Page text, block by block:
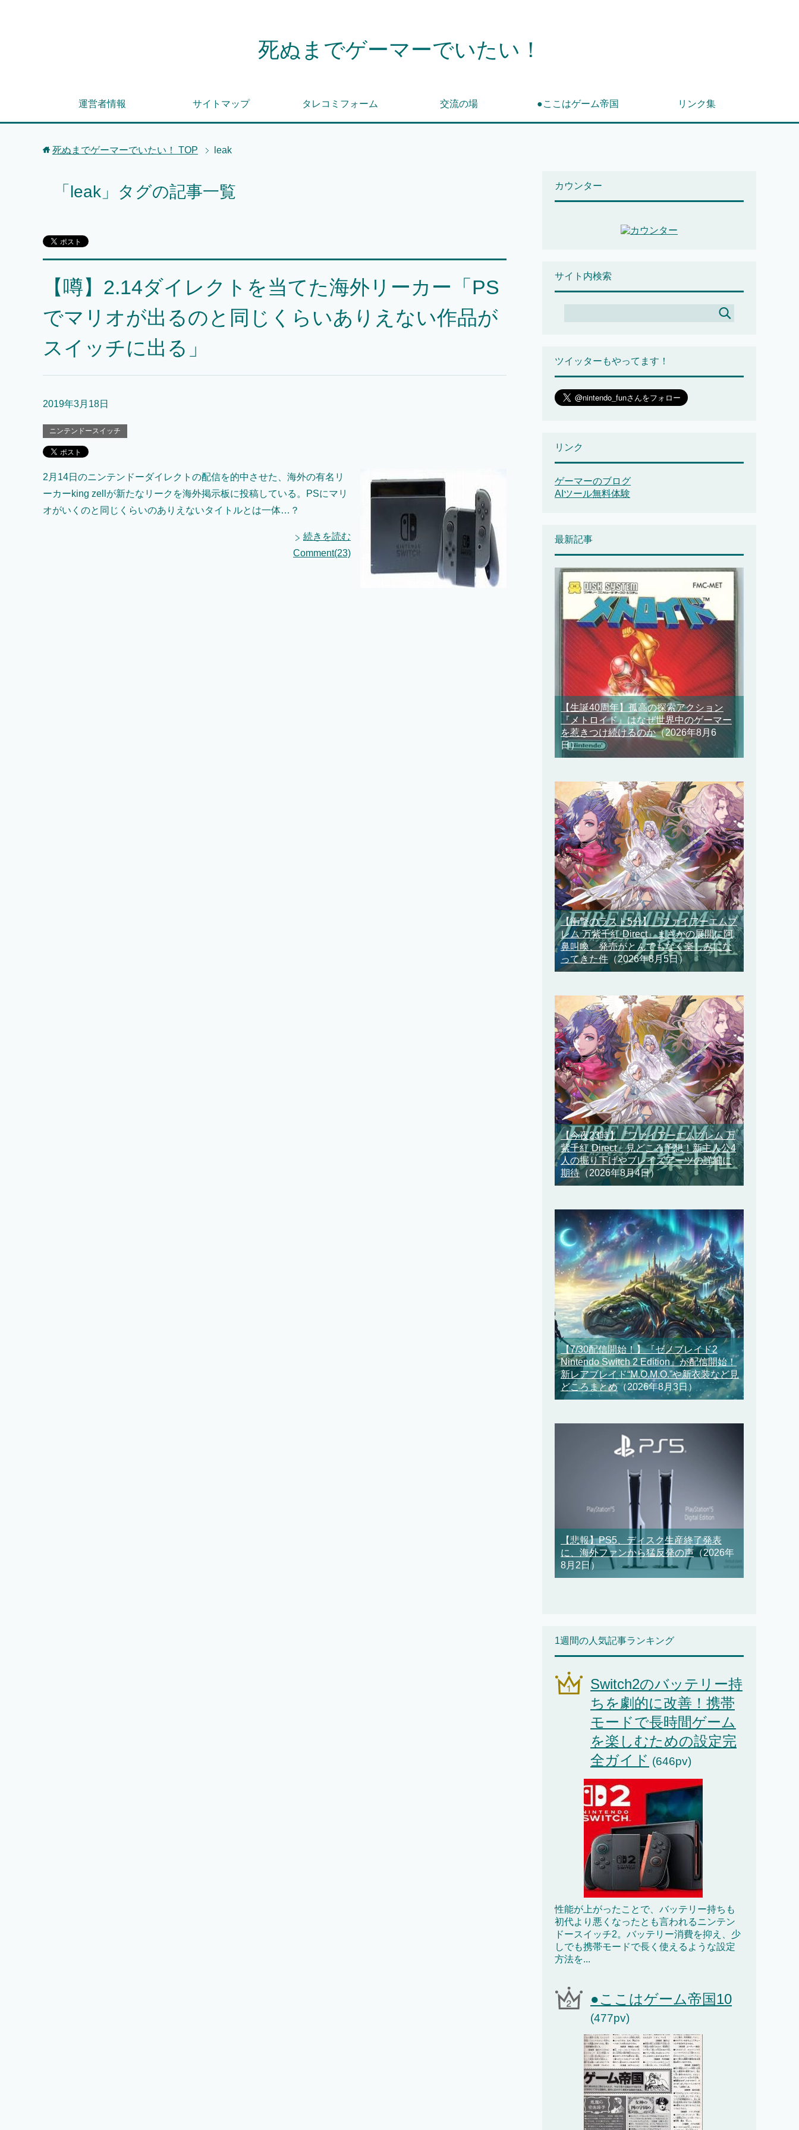
死ぬまでゲーマーでいたい！
運営者情報 サイトマップ タレコミフォーム 交流の場 ●ここはゲーム帝国 リンク集
死ぬまでゲーマーでいたい！ TOP leak
「leak」タグの記事一覧
【噂】2.14ダイレクトを当てた海外リーカー「PS
でマリオが出るのと同じくらいありえない作品が
スイッチに出る」
2019年3月18日
ニンテンドースイッチ
2月14日のニンテンドーダイレクトの配信を的中させた、海外の有名リ
ーカーking zellが新たなリークを海外掲示板に投稿している。PSにマリ
オがいくのと同じくらいのありえないタイトルとは一体…？
続きを読む
Comment(23)
カウンター
サイト内検索
ツイッターもやってます！
リンク
ゲーマーのブログ
AIツール無料体験
最新記事
【生誕40周年】孤高の探索アクション
『メトロイド』はなぜ世界中のゲーマー
を惹きつけ続けるのか（2026年8月6
日）
【衝撃のラスト5分】『ファイアーエムブ
レム 万紫千紅 Direct』まさかの展開に阿
鼻叫喚、発売がとんでもなく楽しみにな
ってきた件 （2026年8月5日）
【今夜23時】『ファイアーエムブレム 万
紫千紅 Direct』見どころ予想！新主人公4
人の掘り下げやブレイズアーツの詳細に
期待（2026年8月4日）
【7/30配信開始！】『ゼノブレイド2
Nintendo Switch 2 Edition』が配信開始！
新レアブレイド“M.O.M.O.”や新衣装など見
どころまとめ（2026年8月3日）
【悲報】PS5、ディスク生産終了発表
に、海外ファンから猛反発の声（2026年
8月2日）
1週間の人気記事ランキング
Switch2のバッテリー持
ちを劇的に改善！携帯
モードで長時間ゲーム
を楽しむための設定完
全ガイド (646pv)
性能が上がったことで、バッテリー持ちも
初代より悪くなったとも言われるニンテン
ドースイッチ2。バッテリー消費を抑え、少
しでも携帯モードで長く使えるような設定
方法を...
●ここはゲーム帝国10
(477pv)